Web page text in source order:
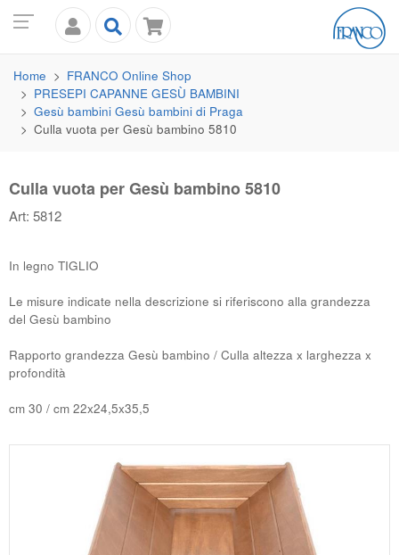
Home FRANCO Online Shop
PRESEPI CAPANNE GESÙ BAMBINI
Gesù bambini Gesù bambini di Praga
Culla vuota per Gesù bambino 5810
Culla vuota per Gesù bambino 5810
Art: 5812
In legno TIGLIO
Le misure indicate nella descrizione si riferiscono alla grandezza
del Gesù bambino
Rapporto grandezza Gesù bambino / Culla altezza x larghezza x
profondità
cm 30 / cm 22x24,5x35,5